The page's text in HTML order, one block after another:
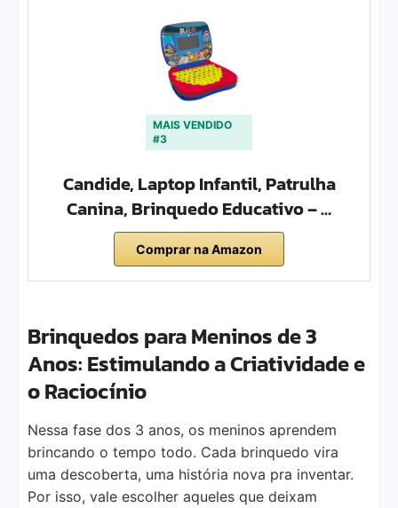
MAIS VENDIDO
#3
Candide, Laptop Infantil, Patrulha
Canina, Brinquedo Educativo – …
Comprar na Amazon
Brinquedos para Meninos de 3
Anos: Estimulando a Criatividade e
o Raciocínio
Nessa fase dos 3 anos, os meninos aprendem
brincando o tempo todo. Cada brinquedo vira
uma descoberta, uma história nova pra inventar.
Por isso, vale escolher aqueles que deixam